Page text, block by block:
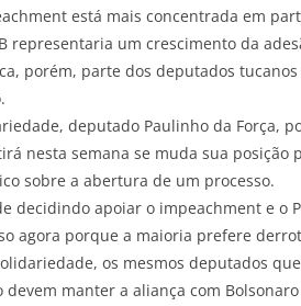
está mais concentrada em
representaria um crescimento da
porém, parte dos deputados
deputado Paulinho da Força,
nesta semana se muda sua posição
sobre a abertura de um processo.
decidindo apoiar o impeachment e o
agora porque a maioria prefere
os mesmos deputados
manter a aliança com